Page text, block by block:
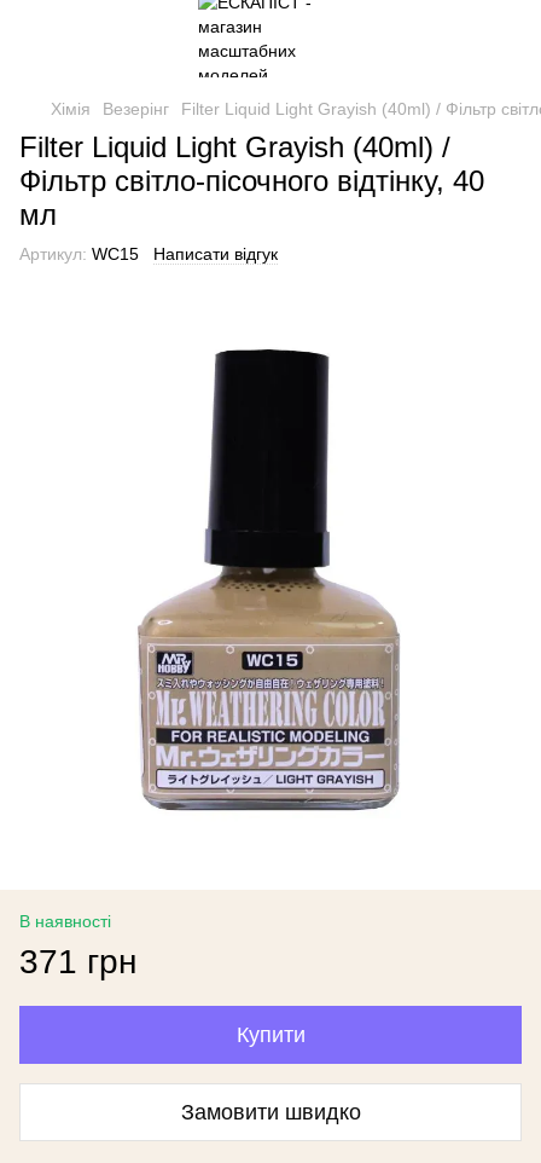
Хімія Везерінг Filter Liquid Light Grayish (40ml) / Фільтр
Filter Liquid Light Grayish (40ml) /
Фільтр світло-пісочного відтінку, 40
мл
Артикул: WC15 Написати відгук
В наявності
371 грн
Купити
Замовити швидко